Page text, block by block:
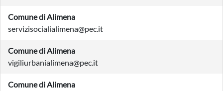
Comune di Alimena
servizisocialialimena@pec.it
Comune di Alimena
vigiliurbanialimena@pec.it
Comune di Alimena